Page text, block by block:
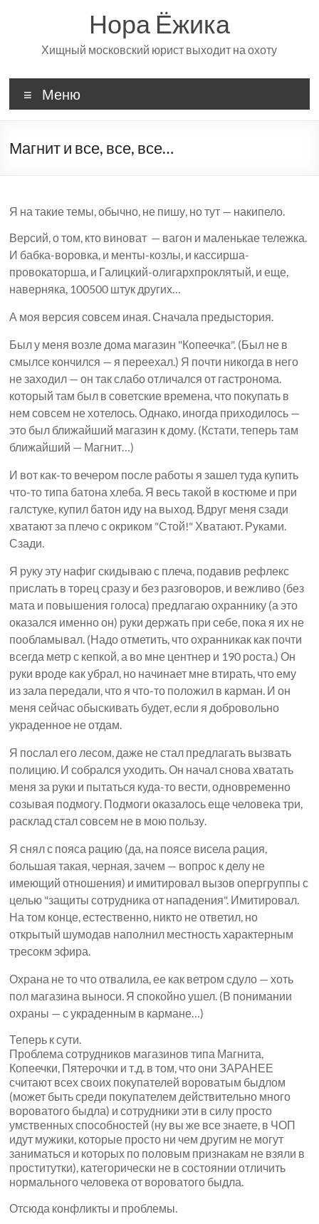
Нора Ёжика
Хищный московский юрист выходит на охоту
Меню
Магнит и все, все, все…
Я на такие темы, обычно, не пишу, но тут — накипело.
Версий, о том, кто виноват — вагон и маленькае тележка.
И бабка-воровка, и менты-козлы, и кассирша-
провокаторша, и Галицкий-олигархпроклятый, и еще,
наверняка, 100500 штук других…
А моя версия совсем иная. Сначала предыстория.
Был у меня возле дома магазин "Копеечка". (Был не в
смылсе кончился — я переехал.) Я почти никогда в него
не заходил — он так слабо отличался от гастронома.
который там был в советские времена, что покупать в
нем совсем не хотелось. Однако, иногда приходилось —
это был ближайший магазин к дому. (Кстати, теперь там
ближайший — Магнит…)
И вот как-то вечером после работы я зашел туда купить
что-то типа батона хлеба. Я весь такой в костюме и при
галстуке, купил батон иду на выход. Вдруг меня сзади
хватают за плечо с окриком "Стой!" Хватают. Руками.
Сзади.
Я руку эту нафиг скидываю с плеча, подавив рефлекс
прислать в торец сразу и без разговоров, и вежливо (без
мата и повышения голоса) предлагаю охраннику (а это
оказался именно он) руки держать при себе, пока я их не
пообламывал. (Надо отметить, что охранникак как почти
всегда метр с кепкой, а во мне центнер и 190 роста.) Он
руки вроде как убрал, но начинает мне втирать, что ему
из зала передали, что я что-то положил в карман. И он
меня сейчас обыскивать будет, если я добровольно
украденное не отдам.
Я послал его лесом, даже не стал предлагать вызвать
полицию. И собрался уходить. Он начал снова хватать
меня за руки и пытаться куда-то вести, одновременно
созывая подмогу. Подмоги оказалось еще человека три,
расклад стал совсем не в мою пользу.
Я снял с пояса рацию (да, на поясе висела рация,
большая такая, черная, зачем — вопрос к делу не
имеющий отношения) и имитировал вызов опергруппы с
целью "защиты сотрудника от нападения". Имитировал.
На том конце, естественно, никто не ответил, но
открытый шумодав наполнил местность характерным
тресокм эфира.
Охрана не то что отвалила, ее как ветром сдуло — хоть
пол магазина выноси. Я спокойно ушел. (В понимании
охраны — с украденным в кармане…)
Теперь к сути.
Проблема сотрудников магазинов типа Магнита,
Копеечки, Пятерочки и т.д. в том, что они ЗАРАНЕЕ
считают всех своих покупателей вороватым быдлом
(может быть среди покупателем действительно много
вороватого быдла) и сотрудники эти в силу просто
умственных способностей (ну вы же все знаете, в ЧОП
идут мужики, которые просто ни чем другим не могут
заниматься и которых по половым признакам не взяли в
проститутки), категорически не в состоянии отличить
нормального человека от вороватого быдла.
Отсюда конфликты и проблемы.